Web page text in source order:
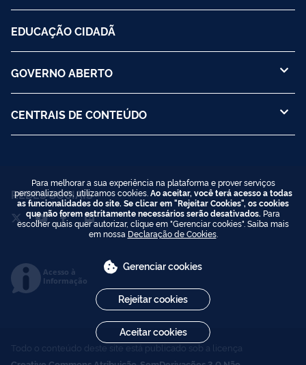
EDUCAÇÃO CIDADÃ
GOVERNO ABERTO
CENTRAIS DE CONTEÚDO
REDES SOCIAIS
Acesso à
Informação
Todo o conteúdo deste site está publicado sob a licença
Para melhorar a sua experiência na plataforma e prover serviços
personalizados, utilizamos cookies. Ao aceitar, você terá acesso a todas
as funcionalidades do site. Se clicar em "Rejeitar Cookies", os cookies
que não forem estritamente necessários serão desativados. Para
escolher quais quer autorizar, clique em "Gerenciar cookies". Saiba mais
em nossa Declaração de Cookies.
Gerenciar cookies
Rejeitar cookies
Aceitar cookies